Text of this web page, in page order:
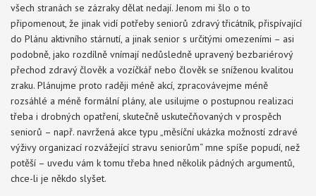
všech stranách se zázraky dělat nedají. Jenom mi šlo o to
připomenout, že jinak vidí potřeby seniorů zdravý třicátník, přispívající
do Plánu aktivního stárnutí, a jinak senior s určitými omezeními – asi
podobně, jako rozdílně vnímají nedůsledně upravený bezbariérový
přechod zdravý člověk a vozíčkář nebo člověk se sníženou kvalitou
zraku. Plánujme proto raději méně akcí, zpracovávejme méně
rozsáhlé a méně formální plány, ale usilujme o postupnou realizaci
třeba i drobných opatření, skutečně uskutečňovaných v prospěch
seniorů – např. navržená akce typu „měsíční ukázka možností zdravé
výživy organizací rozvážející stravu seniorům“ mne spíše popudí, než
potěší – uvedu vám k tomu třeba hned několik pádných argumentů,
chce-li je někdo slyšet.